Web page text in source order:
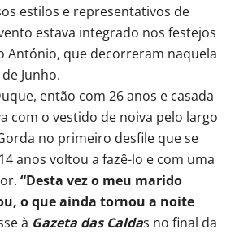
estilos e representativos de
estava integrado nos festejos
António, que decorreram naquela
Junho.
então com 26 anos e casada
com o vestido de noiva pelo largo
no primeiro desfile que se
anos voltou a fazê-lo e com uma
“Desta vez o meu marido
o que ainda tornou a noite
à Gazeta das Caldas no final da